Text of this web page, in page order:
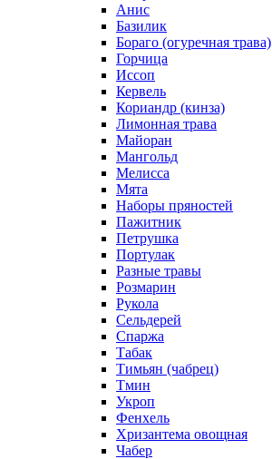
Анис
Базилик
Бораго (огуречная трава)
Горчица
Иссоп
Кервель
Кориандр (кинза)
Лимонная трава
Майоран
Мангольд
Мелисса
Мята
Наборы пряностей
Пажитник
Петрушка
Портулак
Разные травы
Розмарин
Рукола
Сельдерей
Спаржа
Табак
Тимьян (чабрец)
Тмин
Укроп
Фенхель
Хризантема овощная
Чабер